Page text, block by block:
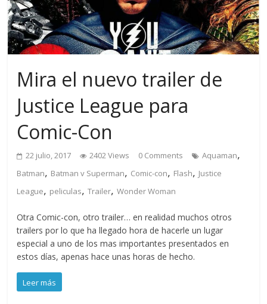
Mira el nuevo trailer de
Justice League para
Comic-Con
22 julio, 2017 2402 Views 0 Comments Aquaman,
Batman, Batman v Superman, Comic-con, Flash, Justice
League, peliculas,Trailer,Wonder Woman
Otra Comic-con, otro trailer… en realidad muchos otros
trailers por lo que ha llegado hora de hacerle un lugar
especial a uno de los mas importantes presentados en
estos días, apenas hace unas horas de hecho.
Leer más